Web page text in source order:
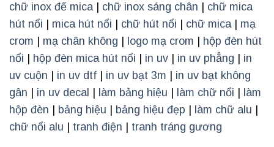
chữ inox đế mica| chữ inox sáng chân
chữ mica
hút nổi
mica hút nổi chữ hút nổi chữ mica| mạ
crom
mạ chân không logo mạ crom
hộp đèn hút
nổi
hộp đèn mica hút nổi in uv in uv phẳng
in
uv cuộn
in uv dtf in uv bạt 3m
in uv bạt không
gân
in uv decal làm bảng hiệu làm chữ nổi
làm
hộp đèn
bảng hiệu bảng hiệu đẹp làm chữ alu
chữ nổi alu
tranh điện tranh tráng gương